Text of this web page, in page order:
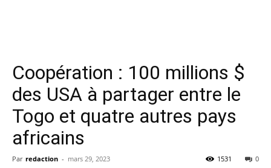
Coopération : 100 millions $
des USA à partager entre le
Togo et quatre autres pays
africains
Par redaction - mars 29, 2023 0
1531